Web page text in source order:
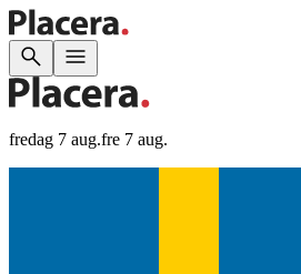
fredag 7 aug.fre 7 aug.